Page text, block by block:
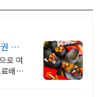
즉
로 여
배송